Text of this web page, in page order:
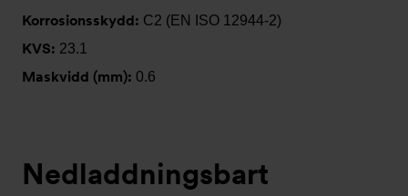
Korrosionsskydd: C2 (EN ISO 12944-2)
KVS: 23.1
Maskvidd (mm): 0.6
Nedladdningsbart